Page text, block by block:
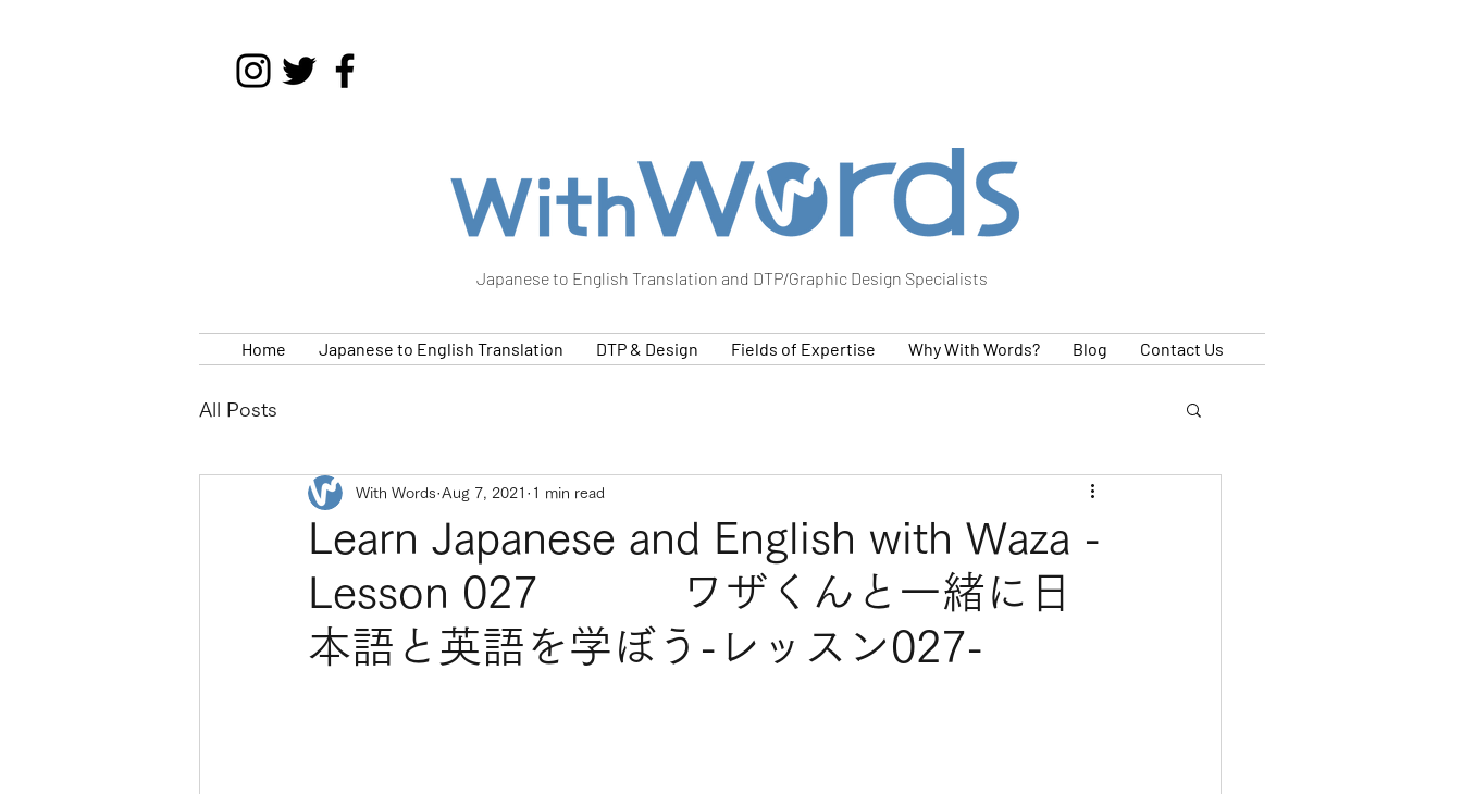
Japanese to English Translation and DTP/Graphic Design Specialists
Home Japanese to English Translation DTP & Design Fields of Expertise Why With Words? Blog Contact Us
All Posts
Learn Japanese and English with Waza -
Lesson 027 ワザくんと一緒に日
本語と英語を学ぼう-レッスン027-
With Words Aug 7, 2021 1 min read